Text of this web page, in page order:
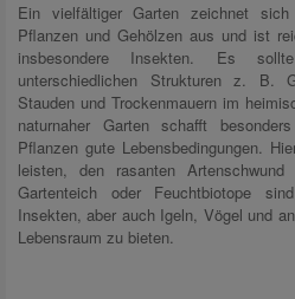
Ein vielfältiger Garten zeichnet
Pflanzen und Gehölzen aus und ist
insbesondere Insekten. Es
unterschiedlichen Strukturen z. B.
Stauden und Trockenmauern im
naturnaher Garten schafft
Pflanzen gute Lebensbedingungen.
leisten, den rasanten
Gartenteich oder Feuchtbiotope
Insekten, aber auch Igeln, Vögel und
Lebensraum zu bieten.